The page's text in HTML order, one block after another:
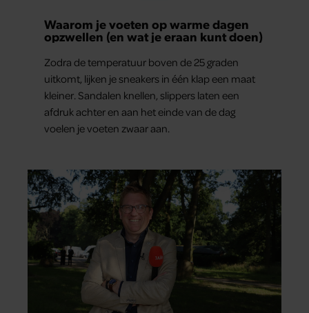
Waarom je voeten op warme dagen
opzwellen (en wat je eraan kunt doen)
Zodra de temperatuur boven de 25 graden
uitkomt, lijken je sneakers in één klap een maat
kleiner. Sandalen knellen, slippers laten een
afdruk achter en aan het einde van de dag
voelen je voeten zwaar aan.